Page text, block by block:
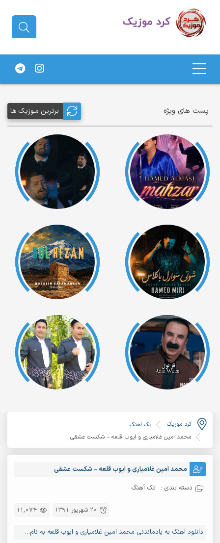
های کردی
پست های ویژه برترین مـوزیک ها
کرد موزیک
تک آهنگ
محمد امین غلامیاری و ایوب قلعه – شکست عشقی
محمد امین غلامیاری و ایوب قلعه – شکست عشقی
دسته بندی : تک آهنگ
11,074 20 شهریور 1391
دانلود آهنگ به یادماندنی محمد امین غلامیاری و ایوب قلعه به نام شکست عشقی